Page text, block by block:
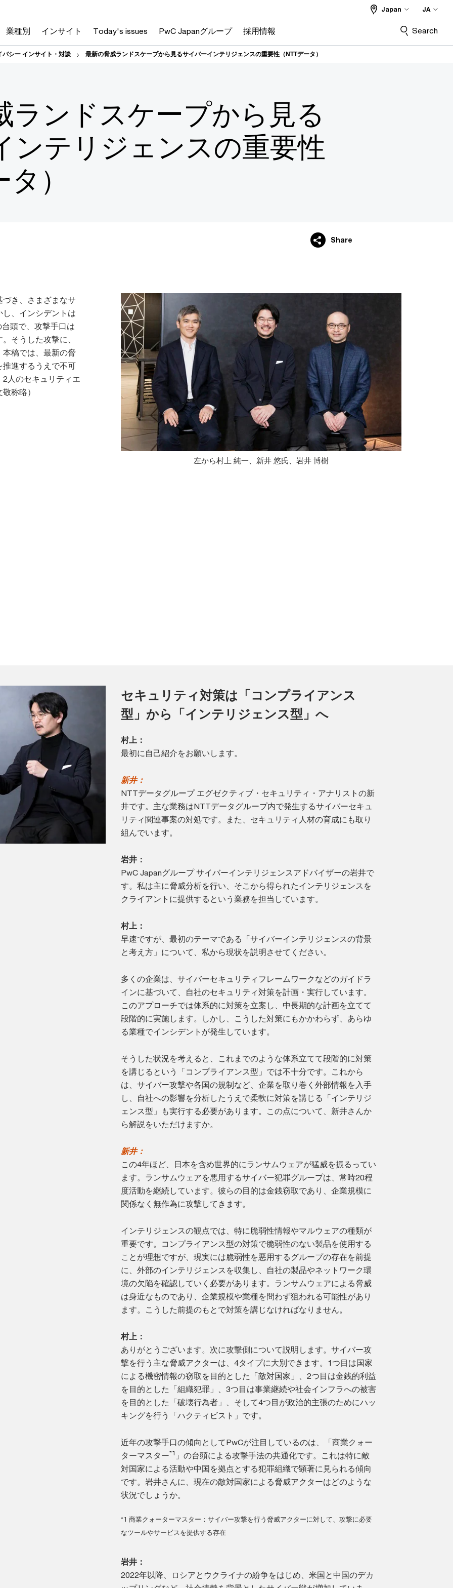
業種別 インサイト Today's issues PwC Japanグループ 採用情報
Japan JA
Search
シー インサイト・対談 最新の脅威ランドスケープから見るサイバーインテリジェンスの重要性（NTTデータ）
ランドスケープから見る
ンテリジェンスの重要性
）
Share
き、さまざまなサ
、インシデントは
頭で、攻撃手口は
そうした攻撃に、
稿では、最新の脅
進するうえで不可
人のセキュリティエ
称略）
左から村上 純一、新井 悠氏、岩井 博樹
セキュリティ対策は「コンプライアンス
型」から「インテリジェンス型」へ
村上：
最初に自己紹介をお願いします。
新井：
NTTデータグループ エグゼクティブ・セキュリティ・アナリストの新
井です。主な業務はNTTデータグループ内で発生するサイバーセキュ
リティ関連事案の対処です。また、セキュリティ人材の育成にも取り
組んでいます。
岩井：
PwC Japanグループ サイバーインテリジェンスアドバイザーの岩井で
す。私は主に脅威分析を行い、そこから得られたインテリジェンスを
クライアントに提供するという業務を担当しています。
村上：
早速ですが、最初のテーマである「サイバーインテリジェンスの背景
と考え方」について、私から現状を説明させてください。
多くの企業は、サイバーセキュリティフレームワークなどのガイドラ
インに基づいて、自社のセキュリティ対策を計画・実行しています。
このアプローチでは体系的に対策を立案し、中長期的な計画を立てて
段階的に実施します。しかし、こうした対策にもかかわらず、あらゆ
る業種でインシデントが発生しています。
そうした状況を考えると、これまでのような体系立てて段階的に対策
を講じるという「コンプライアンス型」では不十分です。これから
は、サイバー攻撃や各国の規制など、企業を取り巻く外部情報を入手
し、自社への影響を分析したうえで柔軟に対策を講じる「インテリジ
ェンス型」も実行する必要があります。この点について、新井さんか
ら解説をいただけますか。
新井：
この4年ほど、日本を含め世界的にランサムウェアが猛威を振るってい
ます。ランサムウェアを悪用するサイバー犯罪グループは、常時20程
度活動を継続しています。彼らの目的は金銭窃取であり、企業規模に
関係なく無作為に攻撃してきます。
インテリジェンスの観点では、特に脆弱性情報やマルウェアの種類が
重要です。コンプライアンス型の対策で脆弱性のない製品を使用する
ことが理想ですが、現実には脆弱性を悪用するグループの存在を前提
に、外部のインテリジェンスを収集し、自社の製品やネットワーク環
境の欠陥を確認していく必要があります。ランサムウェアによる脅威
は身近なものであり、企業規模や業種を問わず狙われる可能性があり
ます。こうした前提のもとで対策を講じなければなりません。
村上：
ありがとうございます。次に攻撃側について説明します。サイバー攻
撃を行う主な脅威アクターは、4タイプに大別できます。1つ目は国家
による機密情報の窃取を目的とした「敵対国家」、2つ目は金銭的利益
を目的とした「組織犯罪」、3つ目は事業継続や社会インフラへの被害
を目的とした「破壊行為者」、そして4つ目が政治的主張のためにハッ
キングを行う「ハクティビスト」です。
近年の攻撃手口の傾向としてPwCが注目しているのは、「商業クォー
ターマスター*1 」の台頭による攻撃手法の共通化です。これは特に敵
対国家による活動や中国を拠点とする犯罪組織で顕著に見られる傾向
です。岩井さんに、現在の敵対国家による脅威アクターはどのような
状況でしょうか。
*1 商業クォーターマスター：サイバー攻撃を行う脅威アクターに対して、攻撃に必要
なツールやサービスを提供する存在
岩井：
2022年以降、ロシアとウクライナの紛争をはじめ、米国と中国のデカ